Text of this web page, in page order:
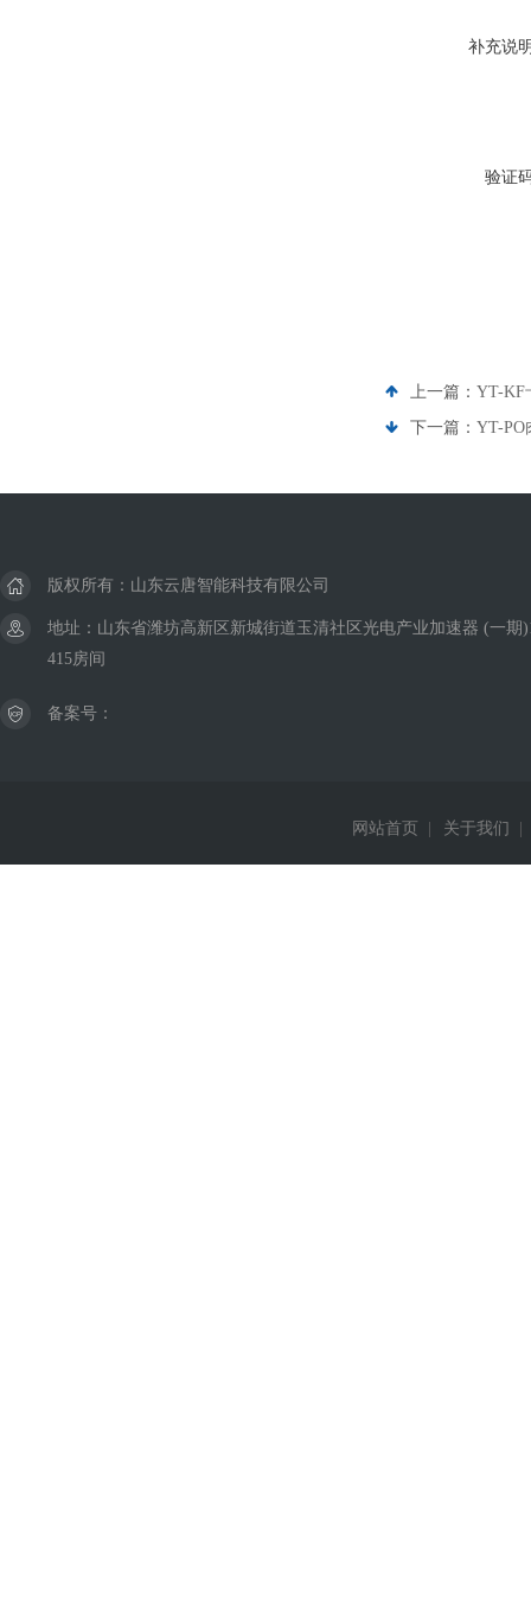
补充说
验证
上一篇： YT-KF
下一篇： YT-PO
版权所有：山东云唐智能科技有限公司
地址：山东省潍坊高新区新城街道玉清社区光电产业加速器 (一期
415房间
备案号：
网站首页 关于我们